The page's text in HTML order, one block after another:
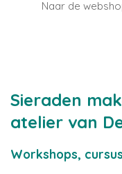
Naar de
Sieraden
atelier van
Workshops,